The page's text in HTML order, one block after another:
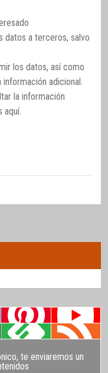
datos a terceros, salvo
los datos, así como
adicional.
la información
aquí.
te enviaremos un